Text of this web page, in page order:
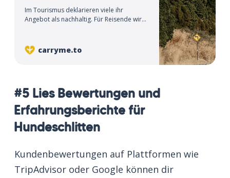
Im Tourismus deklarieren viele ihr
Angebot als nachhaltig. Für Reisende wird
carryme.to
#5 Lies Bewertungen und
Erfahrungsberichte für
Hundeschlitten
Kundenbewertungen auf Plattformen wie
TripAdvisor oder Google können dir